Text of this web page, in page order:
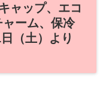
ャップ、エコ
ーム、保冷
（土）より